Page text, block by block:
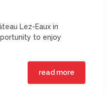
Lez-Eaux in
to enjoy
read more